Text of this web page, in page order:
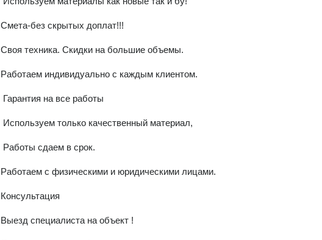
Смета-без скрытых доплат!!!
Своя техника. Скидки на большие объемы.
Работаем индивидуально с каждым клиентом.
Работаем с физическими и юридическими лицами.
Конcультaция
Выезд специалиста нa объeкт !